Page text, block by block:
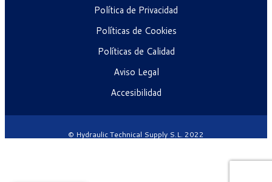
Política de Privacidad
Políticas de Cookies
Políticas de Calidad
Aviso Legal
Accesibilidad
© Hydraulic Technical Supply S.L. 2022